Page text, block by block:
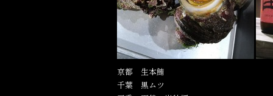
京都 生本鮪
千葉 黒ムツ